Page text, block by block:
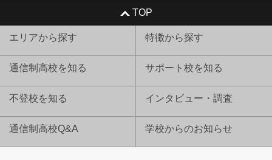
TOP
エリアから探す 特徴から探す
通信制高校を知る サポート校を知る
不登校を知る インタビュー・調査
通信制高校Q&A 学校からのお知らせ